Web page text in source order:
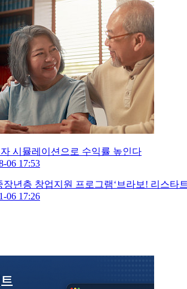
시뮬레이션으로 수익률 높인다
06 17:53
장년층 창업지원 프로그램‘브라보! 리스타
06 17:26